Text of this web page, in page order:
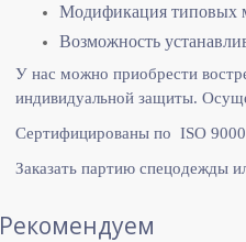
Модификация типовых
Возможность
У нас можно приобрести
индивидуальной защиты.
Сертифицированы по ISO
Заказать партию спецодежды
Рекомендуем